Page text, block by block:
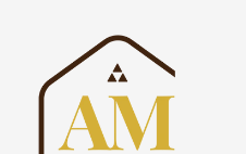
Página inicial